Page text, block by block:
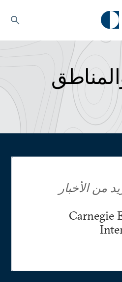
من الأخبار
Carnegie